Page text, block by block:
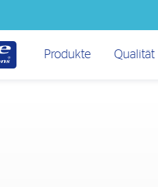
Hauptmenü
Produkte Qualität